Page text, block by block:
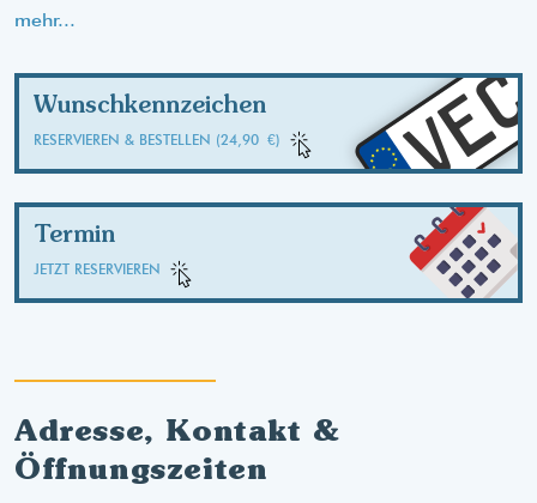
mehr...
Wunschkennzeichen
RESERVIEREN & BESTELLEN (24,90 €)
Termin
JETZT RESERVIEREN
Adresse, Kontakt &
Öffnungszeiten